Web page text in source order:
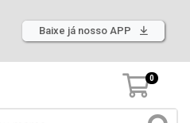
Baixe já nosso APP
0